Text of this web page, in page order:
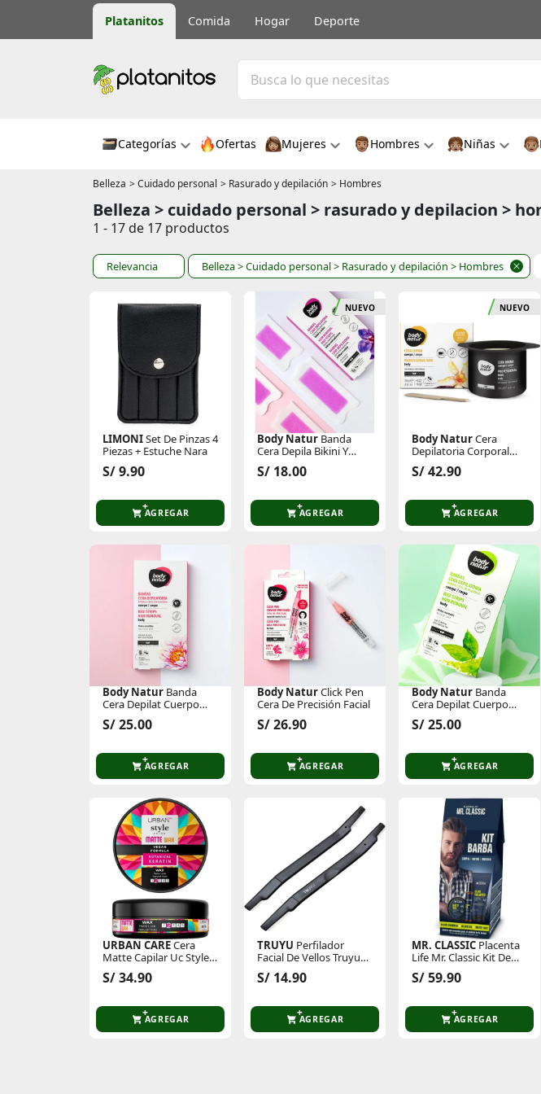
Platanitos Comida Hogar Deporte
Categorías Ofertas Mujeres Hombres Niñas
Belleza > Cuidado personal > Rasurado y depilación > Hombres
Belleza > cuidado personal > rasurado y depilacion >
1 - 17 de 17 productos
Relevancia Belleza> Cuidado personal> Rasurado y depilación > Hombres
LIMONISet De Pinzas 4
Piezas + Estuche Nara
S/ 9.90
AGREGAR
NUEVO
Body NaturBanda
Cera Depila Bikini Y
Axilas
S/ 18.00
AGREGAR
NUEVO
Body NaturCera
Depilatoria Corporal
250 Gr
S/ 42.90
AGREGAR
Body NaturBanda
Cera Depilat Cuerpo
Piel Sensibl
S/ 25.00
AGREGAR
Body NaturClick Pen
Cera De Precisión Facial
S/ 26.90
AGREGAR
Body NaturBanda
Cera Depilat Cuerpo
Piel Normal
S/ 25.00
AGREGAR
URBAN CARECera
Matte Capilar Uc Style
Guide Matte Wax 100ml
S/ 34.90
AGREGAR
TRUYU Perfilador
Facial De Vellos Truyu
Facial Razors 2pk 10-
1669
S/ 14.90
AGREGAR
MR. CLASSICPlacenta
Life Mr. Classic Kit De
Barba
S/ 59.90
AGREGAR